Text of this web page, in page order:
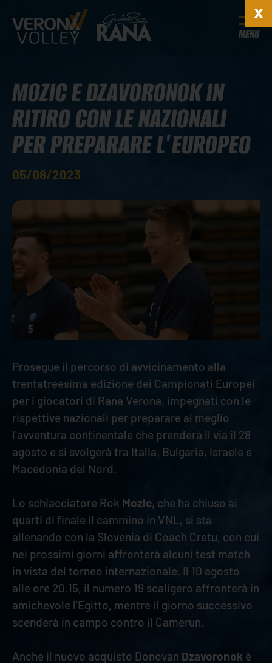
MENU
MOZIC E DZAVORONOK IN
RITIRO CON LE NAZIONALI
PER PREPARARE L'EUROPEO
05/08/2023
Prosegue il percorso di avvicinamento alla
trentatreesima edizione dei Campionati Europei
per i giocatori di Rana Verona, impegnati con le
rispettive nazionali per preparare al meglio
l'avventura continentale che prenderà il via il 28
agosto e si svolgerà tra Italia, Bulgaria, Israele e
Macedonia del Nord.
Lo schiacciatore Rok Mozic, che ha chiuso ai
quarti di finale il cammino in VNL, si sta
allenando con la Slovenia di Coach Cretu, con cui
nei prossimi giorni affronterà alcuni test match
in vista del torneo internazionale. Il 10 agosto
alle ore 20.15, il numero 19 scaligero affronterà in
amichevole l'Egitto, mentre il giorno successivo
scenderà in campo contro il Camerun.
Anche il nuovo acquisto Donovan Dzavoronok è